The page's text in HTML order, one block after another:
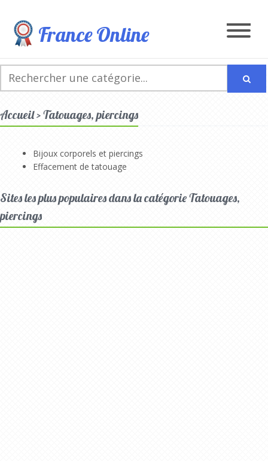
France Online
Accueil > Tatouages, piercings
Bijoux corporels et piercings
Effacement de tatouage
Sites les plus populaires dans la catégorie Tatouages,
piercings